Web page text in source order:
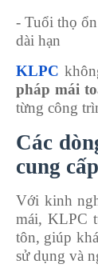
- Tuổi thọ
dài hạn
KLPC
pháp mái
từng công
Các
cung cấp
Với kinh
mái, KLPC
tôn, giúp
sử dụng và